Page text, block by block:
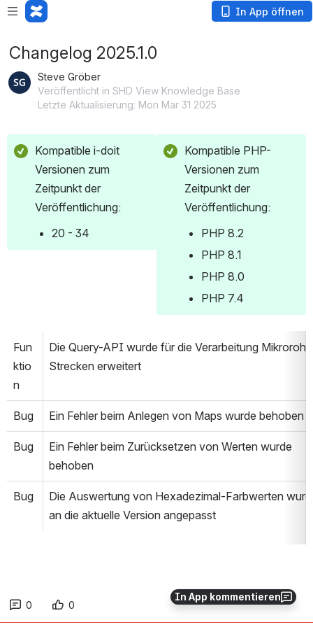
In App öffnen
In App kommentieren
Changelog 2025.1.0
Steve Gröber
Veröffentlicht in SHD View Knowledge Base
Letzte Aktualisierung: Mon Mar 31 2025
Kompatible i-doit
Versionen zum
Zeitpunkt der
Veröffentlichung:
20 - 34
Kompatible PHP-
Versionen zum
Zeitpunkt der
Veröffentlichung:
PHP 8.2
PHP 8.1
PHP 8.0
PHP 7.4
Fun
ktio
n
Die Query-API wurde für die Verarbeitung Mikrorohr-
Strecken erweitert
Bug Ein Fehler beim Anlegen von Maps wurde behoben
Bug
Ein Fehler beim Zurücksetzen von Werten wurde
behoben
Bug
Die Auswertung von Hexadezimal-Farbwerten
an die aktuelle Version angepasst
0 0